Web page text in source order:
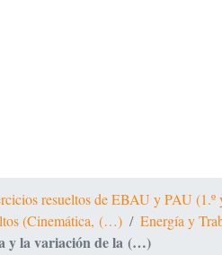
resueltos de EBAU y PAU
(Cinemática, (…)
Energía y
y la variación de la (…)